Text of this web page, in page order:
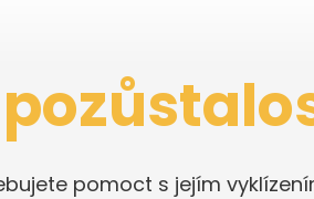
pomoct s jejím